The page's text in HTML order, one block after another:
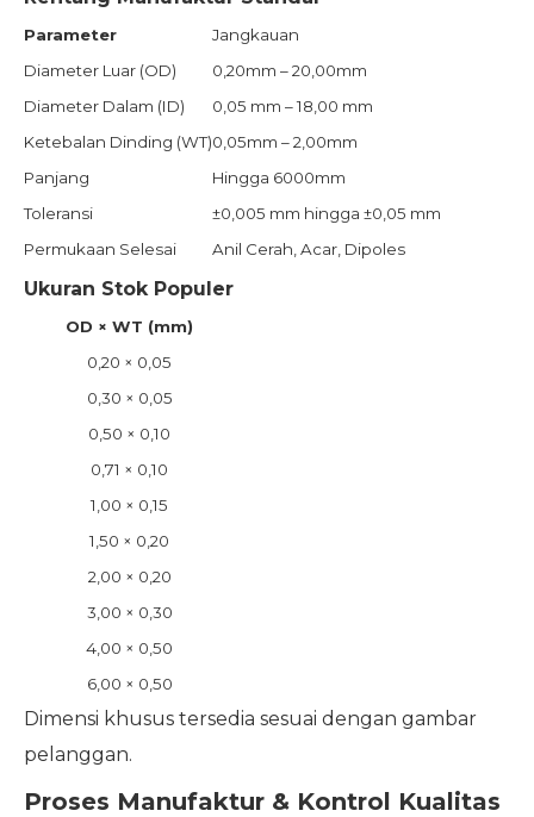
Parameter
Jangkauan
Diameter Luar (OD)
0,20mm – 20,00mm
Diameter Dalam (ID)
0,05 mm – 18,00 mm
Ketebalan Dinding (WT)0,05mm – 2,00mm
Panjang
Hingga 6000mm
Toleransi
±0,005 mm hingga ±0,05 mm
Permukaan Selesai
Anil Cerah, Acar, Dipoles
Ukuran Stok Populer
OD × WT (mm)
0,20 × 0,05
0,30 × 0,05
0,50 × 0,10
0,71 × 0,10
1,00 × 0,15
1,50 × 0,20
2,00 × 0,20
3,00 × 0,30
4,00 × 0,50
6,00 × 0,50
Dimensi khusus tersedia sesuai dengan gambar
pelanggan.
Proses Manufaktur & Kontrol Kualitas